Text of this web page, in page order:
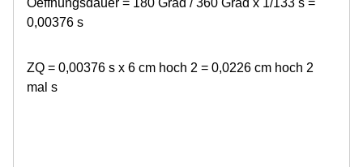
0,00376 s
ZQ = 0,00376 s x 6 cm hoch 2 = 0,0226 cm hoch 2
mal s